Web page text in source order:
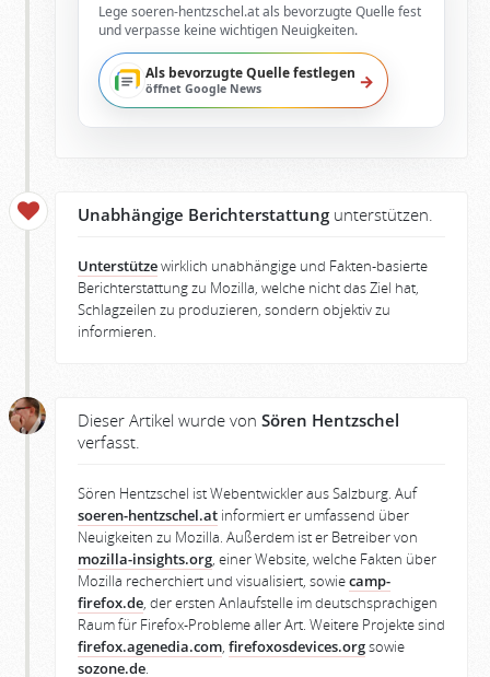
Lege soeren-hentzschel.at als bevorzugte Quelle fest
und verpasse keine wichtigen Neuigkeiten.
Als bevorzugte Quelle festlegen
öffnet Google News →
Unabhängige Berichterstattung unterstützen.
Unterstützewirklich unabhängige und Fakten-basierte
Berichterstattung zu Mozilla, welche nicht das Ziel hat,
Schlagzeilen zu produzieren, sondern objektiv zu
informieren.
Dieser Artikel wurde von Sören Hentzschel
verfasst.
Sören Hentzschel ist Webentwickler aus Salzburg. Auf
soeren-hentzschel.at informiert er umfassend über
Neuigkeiten zu Mozilla. Außerdem ist er Betreiber von
mozilla-insights.org, einer Website, welche Fakten über
Mozilla recherchiert und visualisiert, sowiecamp-
firefox.de, der ersten Anlaufstelle im deutschsprachigen
Raum für Firefox-Probleme aller Art. Weitere Projekte sind
firefox.agenedia.com, firefoxosdevices.orgsowie
sozone.de.